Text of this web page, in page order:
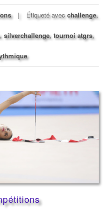
Étiqueté avecchallenge,
, silverchallenge, tournoi atgrs,